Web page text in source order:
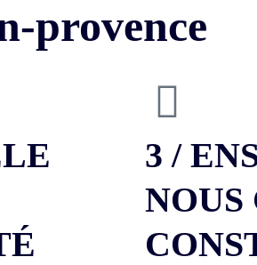
provence
3 /
NOUS